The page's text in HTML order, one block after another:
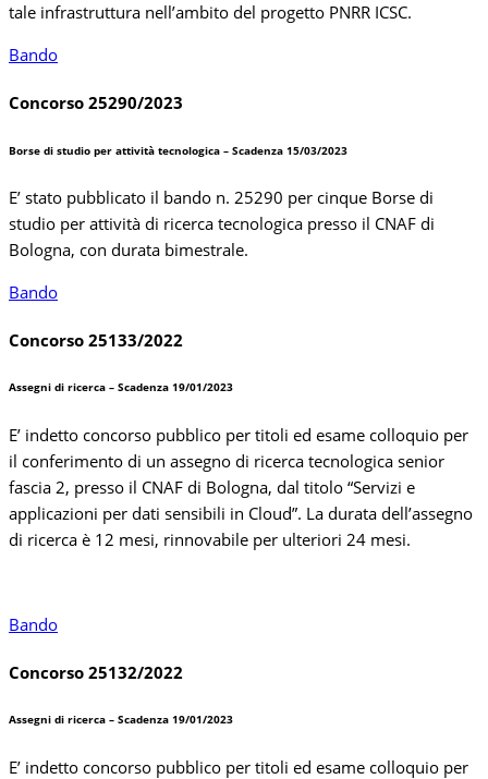
tale infrastruttura nell’ambito del progetto PNRR ICSC.
Bando
Concorso 25290/2023
Borse di studio per attività tecnologica – Scadenza 15/03/2023
E’ stato pubblicato il bando n. 25290 per cinque Borse di
studio per attività di ricerca tecnologica presso il CNAF di
Bologna, con durata bimestrale.
Bando
Concorso 25133/2022
Assegni di ricerca – Scadenza 19/01/2023
E’ indetto concorso pubblico per titoli ed esame colloquio per
il conferimento di un assegno di ricerca tecnologica senior
fascia 2, presso il CNAF di Bologna, dal titolo “Servizi e
applicazioni per dati sensibili in Cloud”. La durata dell’assegno
di ricerca è 12 mesi, rinnovabile per ulteriori 24 mesi.
Bando
Concorso 25132/2022
Assegni di ricerca – Scadenza 19/01/2023
E’ indetto concorso pubblico per titoli ed esame colloquio per